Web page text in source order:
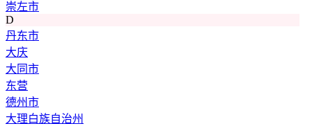
崇左市
D
丹东市
大庆
大同市
东营
德州市
大理白族自治州